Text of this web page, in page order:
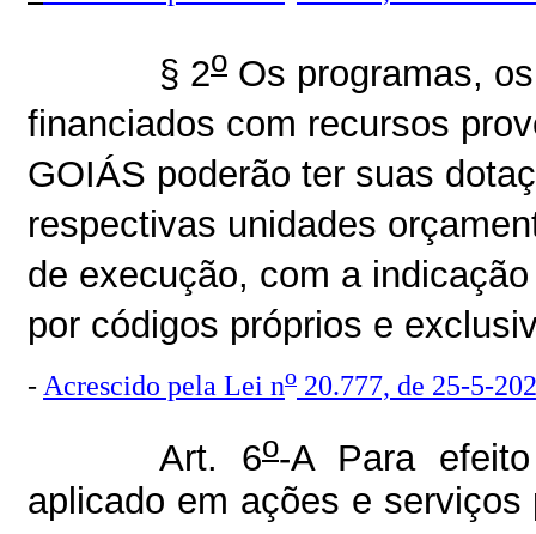
§ 2o Os programas,
financiados com recursos
GOIÁS poderão ter suas
respectivas unidades
de execução, com a
por códigos próprios e
- Acrescido pela Lei no 20.777, de 25-5-
Art. 6o-A Para
aplicado em ações e